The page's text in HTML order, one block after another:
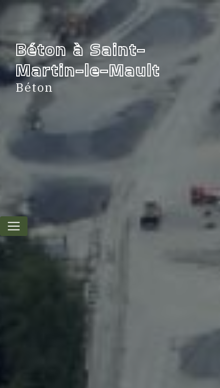
Béton à Saint-
Martin-le-Mault
Béton
Panneau de gestion des cookies